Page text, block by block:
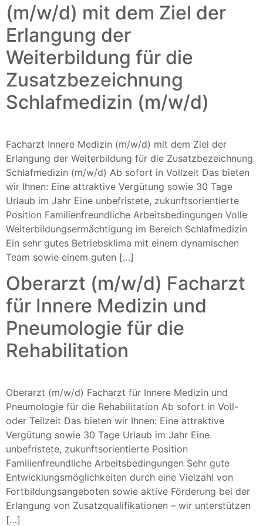
(m/w/d) mit dem Ziel der
Erlangung der
Weiterbildung für die
Zusatzbezeichnung
Schlafmedizin (m/w/d)
Facharzt Innere Medizin (m/w/d) mit dem Ziel der
Erlangung der Weiterbildung für die Zusatzbezeichnung
Schlafmedizin (m/w/d) Ab sofort in Vollzeit Das bieten
wir Ihnen: Eine attraktive Vergütung sowie 30 Tage
Urlaub im Jahr Eine unbefristete, zukunftsorientierte
Position Familienfreundliche Arbeitsbedingungen Volle
Weiterbildungsermächtigung im Bereich Schlafmedizin
Ein sehr gutes Betriebsklima mit einem dynamischen
Team sowie einem guten […]
Oberarzt (m/w/d) Facharzt
für Innere Medizin und
Pneumologie für die
Rehabilitation
Oberarzt (m/w/d) Facharzt für Innere Medizin und
Pneumologie für die Rehabilitation Ab sofort in Voll-
oder Teilzeit Das bieten wir Ihnen: Eine attraktive
Vergütung sowie 30 Tage Urlaub im Jahr Eine
unbefristete, zukunftsorientierte Position
Familienfreundliche Arbeitsbedingungen Sehr gute
Entwicklungsmöglichkeiten durch eine Vielzahl von
Fortbildungsangeboten sowie aktive Förderung bei der
Erlangung von Zusatzqualifikationen – wir unterstützen
[…]